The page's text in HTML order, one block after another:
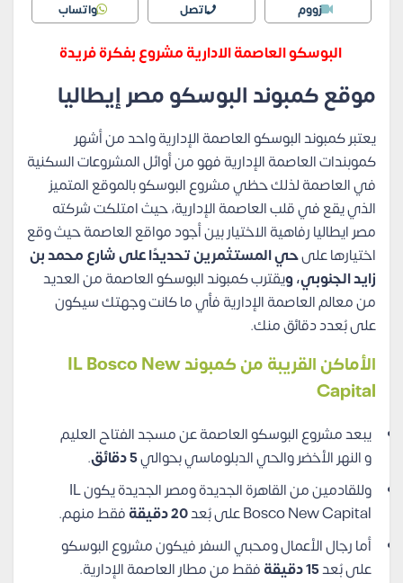
زووم اتصل واتساب
البوسكو العاصمة الادارية مشروع بفكرة فريدة
موقع كمبوند البوسكو مصر إيطاليا
يعتبر كمبوند البوسكو العاصمة الإدارية واحد من أشهر
كموبندات العاصمة الإدارية فهو من أوائل المشروعات السكنية
في العاصمة لذلك حظي مشروع البوسكو بالموقع المتميز
الذي يقع في قلب العاصمة الإدارية، حيث امتلكت شركته
مصر ايطاليا رفاهية الاختيار بين أجود مواقع العاصمة حيث وقع
اختيارها علىحي المستثمرين تحديدًا على شارع محمد بن
زايد الجنوبي، ويقترب كمبوند البوسكو العاصمة من العديد
من معالم العاصمة الإدارية فأي ما كانت وجهتك سيكون
على بُعدد دقائق منك.
الأماكن القريبة من كمبوند IL Bosco New
Capital
يبعد مشروع البوسكو العاصمة عن مسجد الفتاح العليم
و النهر الأخضر والحي الدبلوماسي بحوالي5 دقائق
.
وللقادمين من القاهرة الجديدة ومصر الجديدة يكون IL
Bosco New Capital على بُعد
20 دقيقة
فقط منهم.
أما رجال الأعمال ومحبي السفر فيكون مشروع البوسكو
على بُعد15 دقيقة
فقط من مطار العاصمة الإدارية.